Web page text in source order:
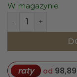
W magazynie
ilość KINKIET
raty od 98,89